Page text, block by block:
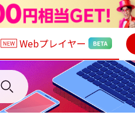
Webプレイヤー